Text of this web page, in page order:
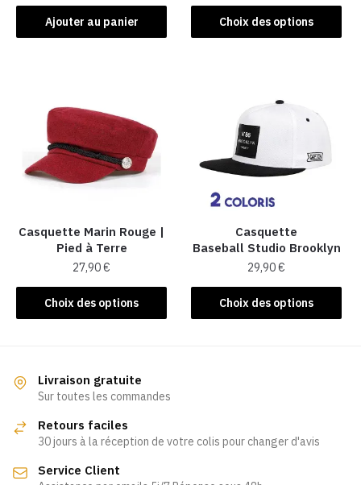
Ajouter au panier Choix des options
Ce
produit
peuvent
être
sur
la
page
du
produit
Casquette Marin Rouge |
Pied à Terre
27,90€
Choix des options
Ce
produit
variations.
Les
peuvent
choisies
Casquette
Baseball Studio Brooklyn
29,90€
Choix des options
Ce
produit
peuvent
être
Livraison gratuite
Sur toutes les commandes
Retours faciles
30 jours à la réception de votre colis pour changer d'avis
Service Client